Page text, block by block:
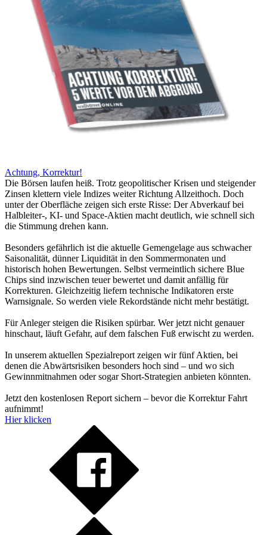
Achtung, Korrektur!
Die Börsen laufen heiß. Trotz geopolitischer Krisen und steigender
Zinsen klettern viele Indizes weiter Richtung Allzeithoch. Doch
unter der Oberfläche zeigen sich erste Risse: Der Abverkauf bei
Halbleiter-, KI- und Space-Aktien macht deutlich, wie schnell sich
die Stimmung drehen kann.
Besonders gefährlich ist die aktuelle Gemengelage aus schwacher
Saisonalität, dünner Liquidität in den Sommermonaten und
historisch hohen Bewertungen. Selbst vermeintlich sichere Blue
Chips sind inzwischen teuer bewertet und damit anfällig für
Korrekturen. Gleichzeitig liefern technische Indikatoren erste
Warnsignale. So werden viele Rekordstände nicht mehr bestätigt.
Für Anleger steigen die Risiken spürbar. Wer jetzt nicht genauer
hinschaut, läuft Gefahr, auf dem falschen Fuß erwischt zu werden.
In unserem aktuellen Spezialreport zeigen wir fünf Aktien, bei
denen die Abwärtsrisiken besonders hoch sind – und wo sich
Gewinnmitnahmen oder sogar Short-Strategien anbieten könnten.
Jetzt den kostenlosen Report sichern – bevor die Korrektur Fahrt
aufnimmt!
Hier klicken